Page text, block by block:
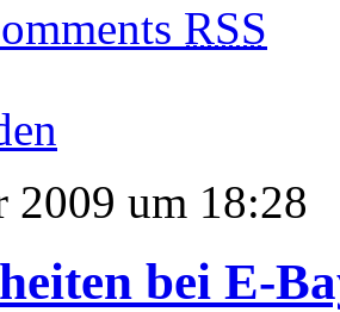
RSS
2009 um 18:28
bei E-